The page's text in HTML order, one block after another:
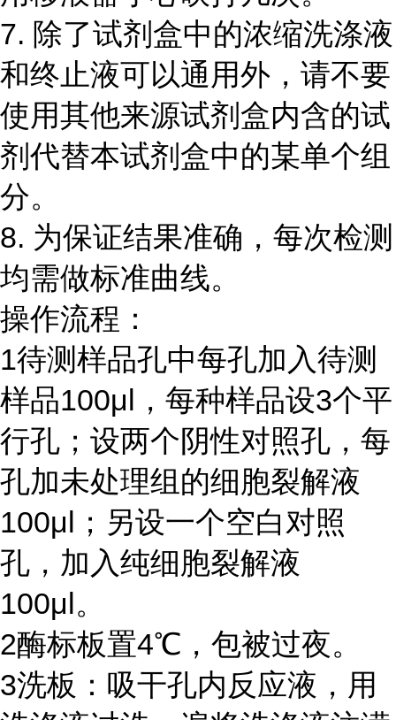
7. 除了试剂盒中的浓缩洗涤液
和终止液可以通用外，请不要
使用其他来源试剂盒内含的试
剂代替本试剂盒中的某单个组
分。
8. 为保证结果准确，每次检测
均需做标准曲线。
操作流程：
1待测样品孔中每孔加入待测
样品100μl ，每种样品设3个平
行孔；设两个阴性对照孔，每
孔加未处理组的细胞裂解液
100μl ；另设一个空白对照
孔，加入纯细胞裂解液
100μl。
2酶标板置4℃ ，包被过夜。
3洗板：吸干孔内反应液，用